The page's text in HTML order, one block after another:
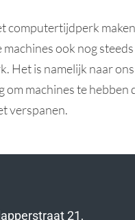
computertijdperk
ook nog
Het is namelijk naar
om machines te hebben
verspanen.
21,